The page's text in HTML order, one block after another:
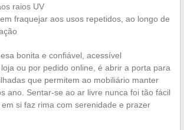
raios UV
fraquejar aos usos repetidos, ao longo de
bonita e confiável, acessível
ou por pedido online, é abrir a porta para
que permitem ao mobiliário manter
ano. Sentar-se ao ar livre nunca foi tão fácil
si faz rima com serenidade e prazer